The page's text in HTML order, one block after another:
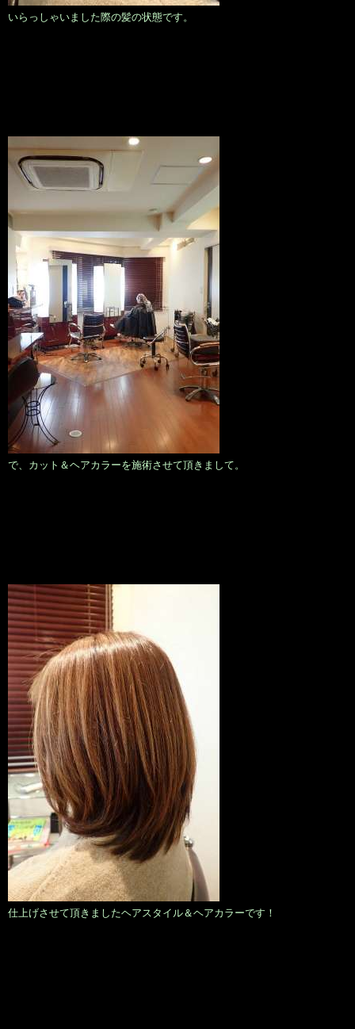
いらっしゃいました際の髪の状態です。
で、カット＆ヘアカラーを施術させて頂きまして。
仕上げさせて頂きましたヘアスタイル＆ヘアカラーです！